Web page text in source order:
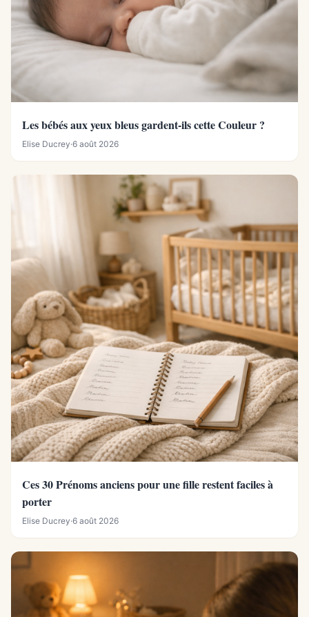
Les bébés aux yeux bleus gardent-ils cette Couleur ?
Elise Ducrey·6 août 2026
Ces 30 Prénoms anciens pour une fille restent faciles à
porter
Elise Ducrey·6 août 2026